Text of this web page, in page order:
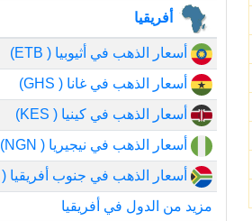
أفريقيا
أسعار الذهب في أثيوبيا ( ETB)
أسعار الذهب في غانا ( GHS)
أسعار الذهب في كينيا ( KES)
أسعار الذهب في نيجيريا ( NGN)
أسعار الذهب في جنوب أفريقيا ( ZAR)
مزيد من الدول في أفريقيا